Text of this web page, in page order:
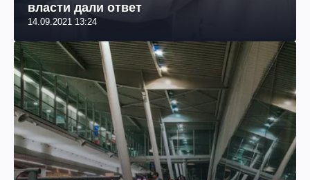
власти дали ответ
14.09.2021 13:24